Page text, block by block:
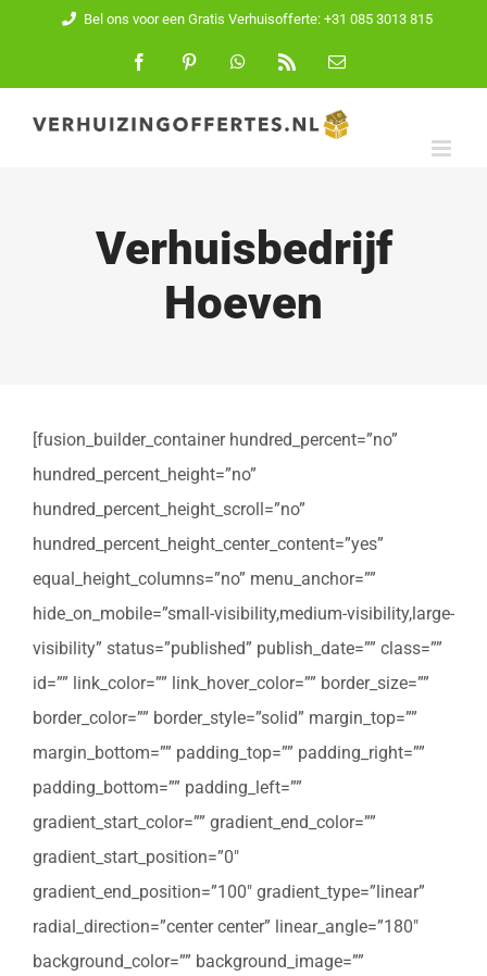
inhoud
Bel ons voor een Gratis Verhuisofferte: +31 085 3013 815
FacebookPinterest WhatsApp
E-
Verhuisbedrijf
Hoeven
[fusion_builder_container hundred_percent=”no”
hundred_percent_height=”no”
hundred_percent_height_scroll=”no”
hundred_percent_height_center_content=”yes”
equal_height_columns=”no” menu_anchor=””
hide_on_mobile=”small-visibility,medium-visibility,large-
visibility” status=”published” publish_date=”” class=””
id=”” link_color=”” link_hover_color=”” border_size=””
border_color=”” border_style=”solid” margin_top=””
margin_bottom=”” padding_top=”” padding_right=””
padding_bottom=”” padding_left=””
gradient_start_color=”” gradient_end_color=””
gradient_start_position=”0″
gradient_end_position=”100″ gradient_type=”linear”
radial_direction=”center center” linear_angle=”180″
background_color=”” background_image=””